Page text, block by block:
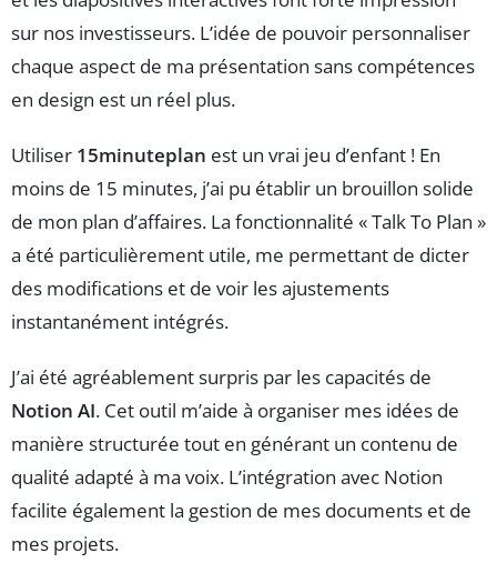
sur nos investisseurs. L’idée de pouvoir personnaliser
chaque aspect de ma présentation sans compétences
en design est un réel plus.
Utiliser 15minuteplan est un vrai jeu d’enfant ! En
moins de 15 minutes, j’ai pu établir un brouillon solide
de mon plan d’affaires. La fonctionnalité « Talk To Plan »
a été particulièrement utile, me permettant de dicter
des modifications et de voir les ajustements
instantanément intégrés.
J’ai été agréablement surpris par les capacités de
Notion AI. Cet outil m’aide à organiser mes idées de
manière structurée tout en générant un contenu de
qualité adapté à ma voix. L’intégration avec Notion
facilite également la gestion de mes documents et de
mes projets.